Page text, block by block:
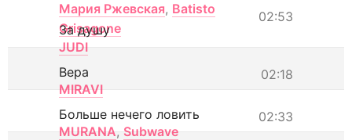
Мария Ржевская, Batisto
Grisagone
02:53
За душу
JUDI
02:18
Вера
MIRAVI
02:33
Больше нечего ловить
MURANA, Subwave